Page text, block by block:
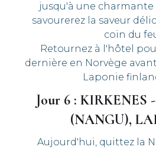
jusqu'à une charmante
savourerez la saveur
coin du
Retournez à l'hôtel
dernière en Norvège
Laponie
Jour 6 :
(NANGU),
Aujourd'hui, quittez la